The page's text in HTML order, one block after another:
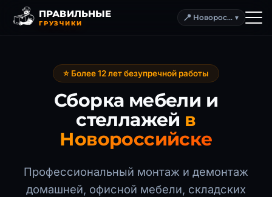
ПРАВИЛЬНЫЕ
ГРУЗЧИКИ 📍 Новороссийск
▼
⭐ Более 12 лет безупречной работы
Сборка мебели и
стеллажей в
Новороссийске
Профессиональный монтаж и демонтаж
домашней, офисной мебели, складских